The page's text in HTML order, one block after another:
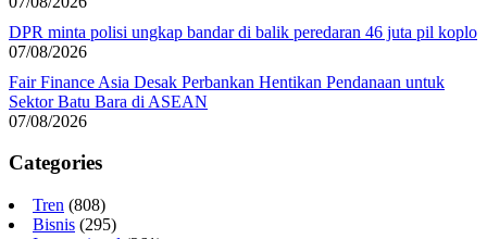
DPR minta polisi ungkap bandar di balik peredaran 46 juta pil koplo
07/08/2026
Fair Finance Asia Desak Perbankan Hentikan Pendanaan untuk
Sektor Batu Bara di ASEAN
07/08/2026
Categories
Tren (808)
Bisnis (295)